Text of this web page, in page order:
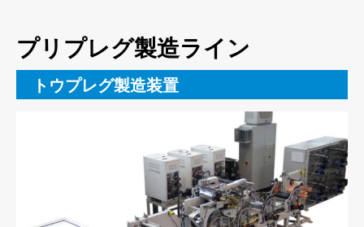
プリプレグ製造ライン
トウプレグ製造装置